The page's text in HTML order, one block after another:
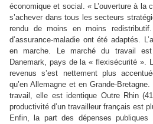
économique et social. « L’ouverture à la
s’achever dans tous les secteurs
rendu de moins en moins
d’assurance-maladie ont été adaptés.
en marche. Le marché du travail est
Danemark, pays de la « flexisécurité ».
revenus s’est nettement plus
qu’en Allemagne et en Grande-
travail, elle est identique Outre Rhin
productivité d’un travailleur français est
Enfin, la part des dépenses